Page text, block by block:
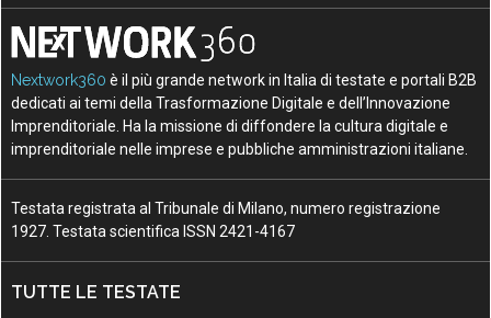
Nextwork360 è il più grande network in Italia di testate e portali B2B
dedicati ai temi della Trasformazione Digitale e dell’Innovazione
Imprenditoriale. Ha la missione di diffondere la cultura digitale e
imprenditoriale nelle imprese e pubbliche amministrazioni italiane.
Testata registrata al Tribunale di Milano, numero registrazione
1927. Testata scientifica ISSN 2421-4167
TUTTE LE TESTATE